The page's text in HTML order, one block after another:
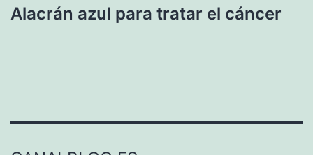
Alacrán azul para tratar el cáncer